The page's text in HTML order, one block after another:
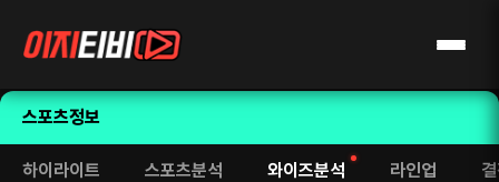
스포츠정보
하이라이트 스포츠분석 와이즈분석 라인업